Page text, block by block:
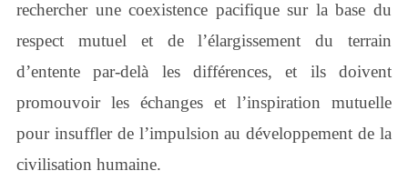
rechercher une coexistence pacifique sur la base du
respect mutuel et de l’élargissement du terrain
d’entente par-delà les différences, et ils doivent
promouvoir les échanges et l’inspiration mutuelle
pour insuffler de l’impulsion au développement de la
civilisation humaine.